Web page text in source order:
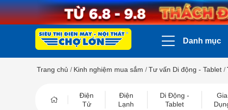
Danh mục
Trang chủ / Kinh nghiệm mua sắm /Tư vấn Di động - Tablet /
Điện
Tử
Điện
Lạnh
Di Động -
Tablet
Gia